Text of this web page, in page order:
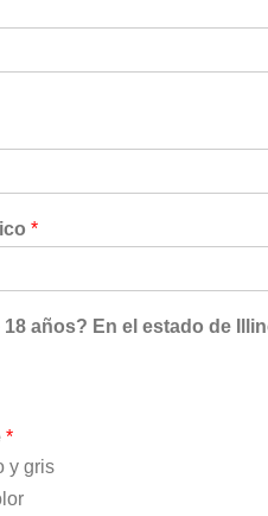
*
años? En el estado de
*
y gris